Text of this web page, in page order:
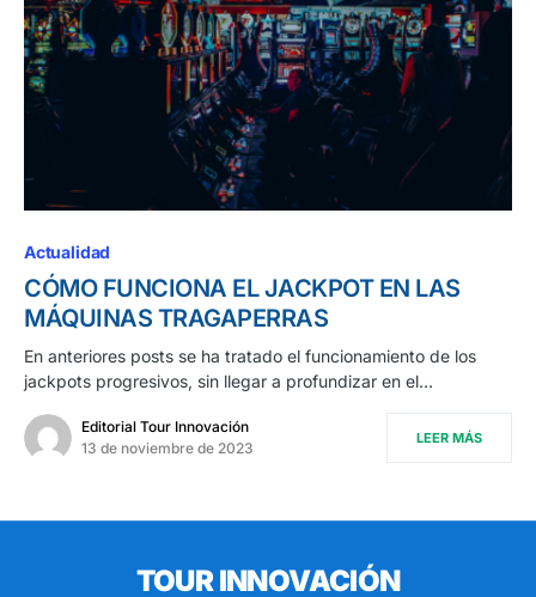
Actualidad
CÓMO FUNCIONA EL JACKPOT EN LAS
MÁQUINAS TRAGAPERRAS
En anteriores posts se ha tratado el funcionamiento de los
jackpots progresivos, sin llegar a profundizar en el…
Editorial Tour Innovación
13 de noviembre de 2023
LEER MÁS
TOUR INNOVACIÓN